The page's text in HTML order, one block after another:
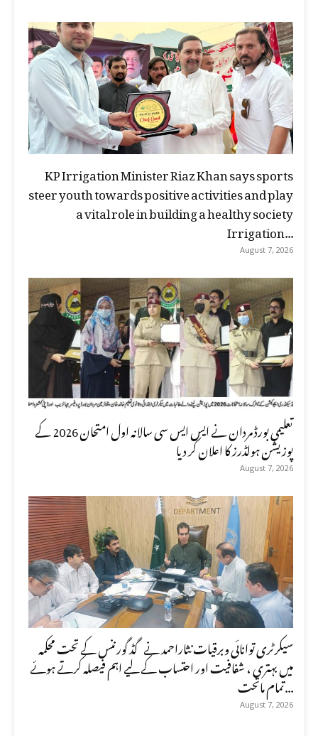
KP Irrigation Minister Riaz Khan says sports
steer youth towards positive activities and play
a vital role in building a healthy society
Irrigation...
August 7, 2026
تعلیمی بورڈ مردان نے ایس ایس سی سالانہ اول امتحان 2026 کے
پوزیشن ہولڈرز کا اعلان کر دیا
August 7, 2026
سیکرٹری توانائی وبرقیات نثاراحمد نے گڈ گورننس کے تحت محکمہ
میں بہتری ، شفافیت اور احتساب کے لیے اہم فیصلہ کرتے ہوئے
تمام ماتحت...
August 7, 2026